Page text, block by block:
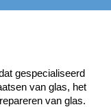
gespecialiseerd
van glas, het
van glas.